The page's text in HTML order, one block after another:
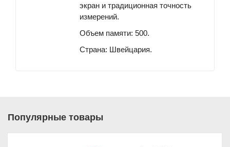
экран и традиционная точность
измерений.
Объем памяти: 500.
Страна: Швейцария.
Популярные товары